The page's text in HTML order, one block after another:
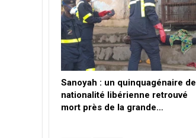
Sanoyah : un quinquagénaire de
nationalité libérienne retrouvé
mort près de la grande…